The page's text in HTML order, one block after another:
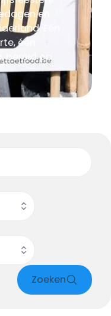
en
Eén
één
bereid op
Zoeken